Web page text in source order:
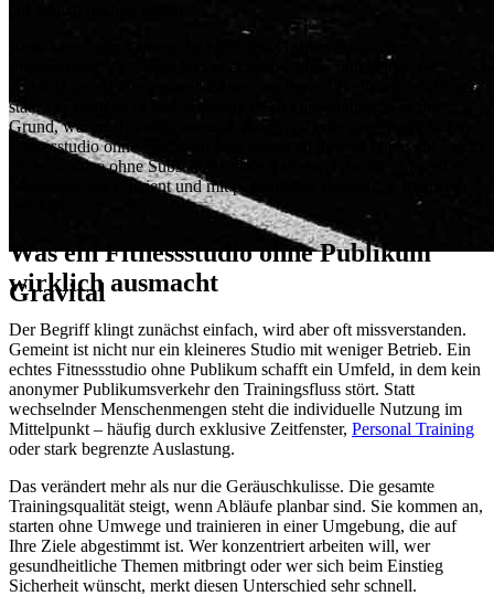
Gravital
Atmosphäre ist unruhig und Betreuung findet oft nur auf Nachfrage
statt. Für manche ist das akzeptabel. Für viele andere ist es der
Grund, warum Training unregelmäßig wird oder ganz ausfällt. Ein
Fitnessstudio ohne Publikum setzt genau an diesem Punkt an – nicht
als Luxusidee ohne Substanz, sondern als durchdachtes Modell für
Menschen, die effizient und mit persönlicher Begleitung trainieren
Was ein Fitnessstudio ohne Publikum
wirklich ausmacht
Der Begriff klingt zunächst einfach, wird aber oft missverstanden.
Gemeint ist nicht nur ein kleineres Studio mit weniger Betrieb. Ein
echtes Fitnessstudio ohne Publikum schafft ein Umfeld, in dem kein
anonymer Publikumsverkehr den Trainingsfluss stört. Statt
wechselnder Menschenmengen steht die individuelle Nutzung im
Mittelpunkt – häufig durch exklusive Zeitfenster, Personal Training
oder stark begrenzte Auslastung.
Das verändert mehr als nur die Geräuschkulisse. Die gesamte
Trainingsqualität steigt, wenn Abläufe planbar sind. Sie kommen an,
starten ohne Umwege und trainieren in einer Umgebung, die auf
Ihre Ziele abgestimmt ist. Wer konzentriert arbeiten will, wer
gesundheitliche Themen mitbringt oder wer sich beim Einstieg
Sicherheit wünscht, merkt diesen Unterschied sehr schnell.